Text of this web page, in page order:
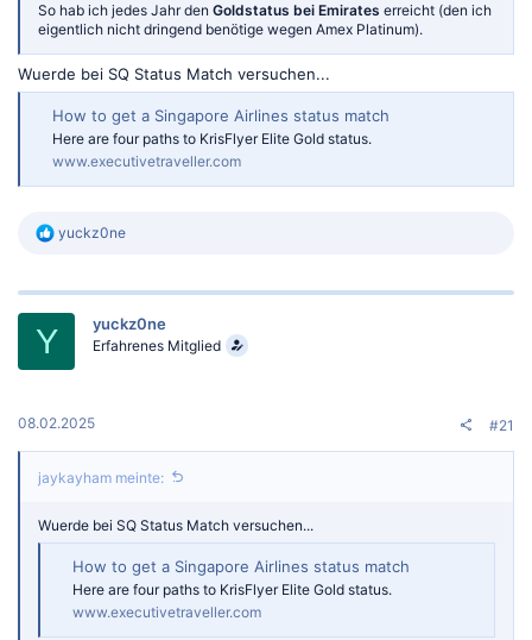
So hab ich jedes Jahr den Goldstatus bei Emirates erreicht (den ich
eigentlich nicht dringend benötige wegen Amex Platinum).
Wuerde bei SQ Status Match versuchen...
How to get a Singapore Airlines status match
Here are four paths to KrisFlyer Elite Gold status.
www.executivetraveller.com
R
k
i
:
yuckz0ne
Y yuckz0ne
Erfahrenes Mitglied
08.02.2025 #21
jaykayham meinte:
Wuerde bei SQ Status Match versuchen...
How to get a Singapore Airlines status match
Here are four paths to KrisFlyer Elite Gold status.
www.executivetraveller.com